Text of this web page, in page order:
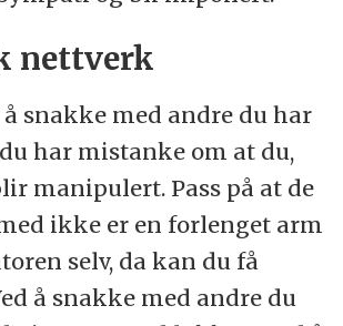
nettverk
snakke med andre du har
har mistanke om at du,
manipulert. Pass på at de
ikke er en forlenget arm
selv, da kan du få
å snakke med andre du